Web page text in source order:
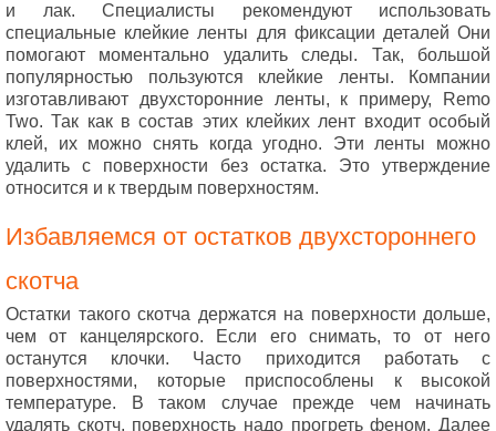
и лак. Специалисты рекомендуют использовать
специальные клейкие ленты для фиксации деталей Они
помогают моментально удалить следы. Так, большой
популярностью пользуются клейкие ленты. Компании
изготавливают двухсторонние ленты, к примеру, Remo
Two. Так как в состав этих клейких лент входит особый
клей, их можно снять когда угодно. Эти ленты можно
удалить с поверхности без остатка. Это утверждение
относится и к твердым поверхностям.
Избавляемся от остатков двухстороннего
скотча
Остатки такого скотча держатся на поверхности дольше,
чем от канцелярского. Если его снимать, то от него
останутся клочки. Часто приходится работать с
поверхностями, которые приспособлены к высокой
температуре. В таком случае прежде чем начинать
удалять скотч, поверхность надо прогреть феном. Далее